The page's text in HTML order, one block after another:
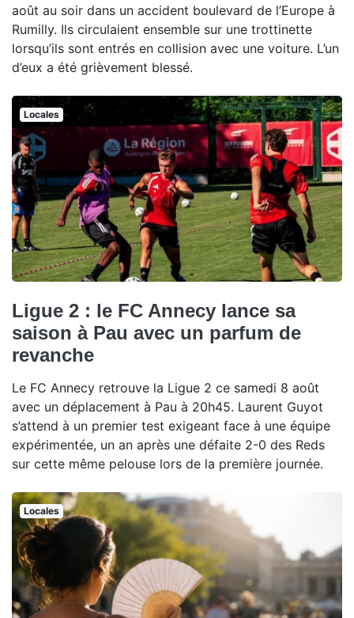
août au soir dans un accident boulevard de l’Europe à
Rumilly. Ils circulaient ensemble sur une trottinette
lorsqu’ils sont entrés en collision avec une voiture. L’un
d’eux a été grièvement blessé.
Locales
Ligue 2 : le FC Annecy lance sa
saison à Pau avec un parfum de
revanche
Le FC Annecy retrouve la Ligue 2 ce samedi 8 août
avec un déplacement à Pau à 20h45. Laurent Guyot
s’attend à un premier test exigeant face à une équipe
expérimentée, un an après une défaite 2-0 des Reds
sur cette même pelouse lors de la première journée.
Locales